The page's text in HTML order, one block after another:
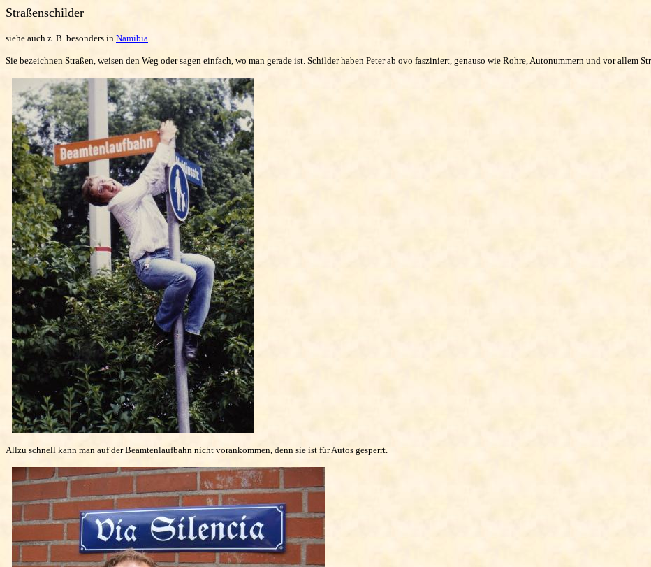
Straßenschilder
siehe auch z. B. besonders in Namibia
Sie bezeichnen Straßen, weisen den Weg oder sagen einfach, wo man gerade ist. Schilder haben Peter ab ovo fasziniert, genauso wie Rohre, Autonummern und vor allem
Allzu schnell kann man auf der Beamtenlaufbahn nicht vorankommen, denn sie ist für Autos gesperrt.